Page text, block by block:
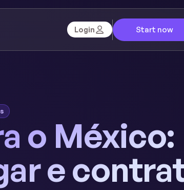
Login Start now
o México:
e